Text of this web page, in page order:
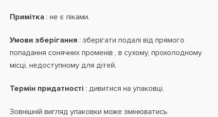
Примітка : не є ліками.
Умови зберігання : зберігати подалі від прямого
попадання сонячних променів , в сухому, прохолодному
місці, недоступному для дітей.
Термін придатності : дивитися на упаковці.
Зовнішній вигляд упаковки може змінюватись